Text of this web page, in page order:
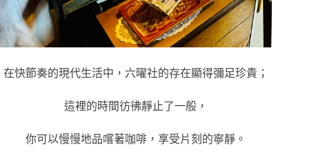
在快節奏的現代生活中，六曜社的存在顯得彌足珍貴；
這裡的時間彷彿靜止了一般，
你可以慢慢地品嚐著咖啡，享受片刻的寧靜。